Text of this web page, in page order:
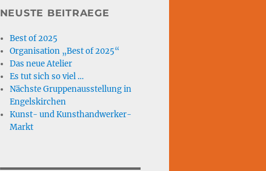
NEUSTE BEITRAEGE
Best of 2025
Organisation „Best of 2025“
Das neue Atelier
Es tut sich so viel …
Nächste Gruppenausstellung in
Engelskirchen
Kunst- und Kunsthandwerker-
Markt